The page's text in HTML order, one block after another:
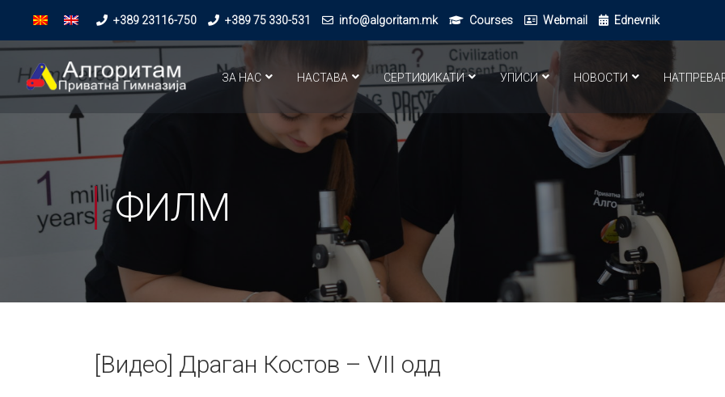
+389 23116-750 +389 75 330-531 info@algoritam.mk Courses Webmail Ednevnik
ЗА НАС НАСТАВА СЕРТИФИКАТИ УПИСИ НОВОСТИ
ФИЛМ
[Видео] Драган Костов – VII одд